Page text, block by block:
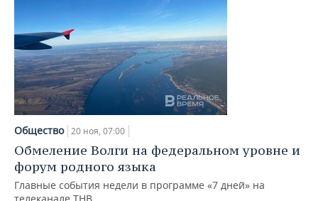
Общество 20 ноя, 07:00
Обмеление Волги на федеральном уровне и
форум родного языка
Главные события недели в программе «7 дней» на